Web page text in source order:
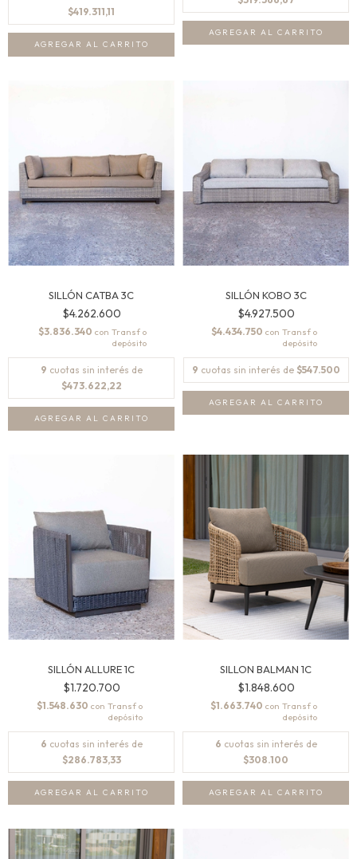
$419.311,11
SILLÓN CATBA 3C
$4.262.600
$3.836.340 con
9 cuotas sin interés de
$473.622,22
SILLÓN KOBO 3C
$4.927.500
$4.434.750 con
9 cuotas sin interés de $547.500
SILLÓN ALLURE 1C
$1.720.700
$1.548.630 con
6 cuotas sin interés de
$286.783,33
SILLON BALMAN 1C
$1.848.600
$1.663.740 con
6 cuotas sin interés de
$308.100